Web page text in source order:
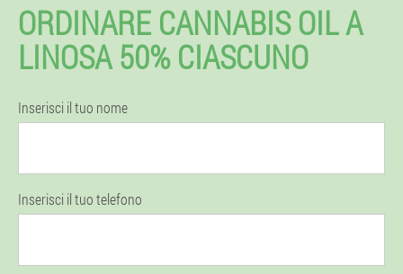
ORDINARE CANNABIS OIL A
LINOSA 50% CIASCUNO
Inserisci il tuo nome
Inserisci il tuo telefono